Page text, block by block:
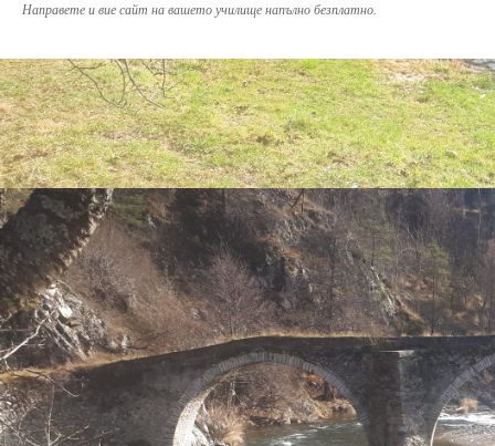
Направете и вие сайт на вашето училище напълно безплатно.